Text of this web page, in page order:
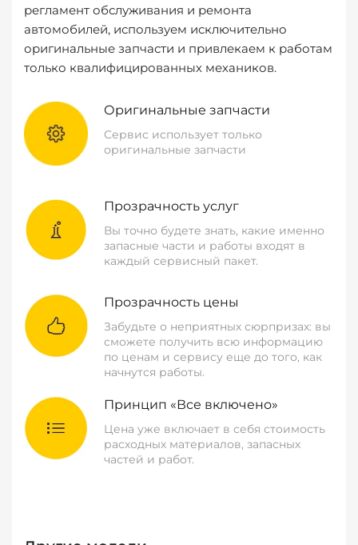
регламент обслуживания и ремонта
автомобилей, используем исключительно
оригинальные запчасти и привлекаем к работам
только квалифицированных механиков.
Оригинальные запчасти
Сервис использует только
оригинальные запчасти
Прозрачность услуг
Вы точно будете знать, какие именно
запасные части и работы входят в
каждый сервисный пакет.
Прозрачность цены
Забудьте о неприятных сюрпризах: вы
сможете получить всю информацию
по ценам и сервису еще до того, как
начнутся работы.
Принцип «Все включено»
Цена уже включает в себя стоимость
расходных материалов, запасных
частей и работ.